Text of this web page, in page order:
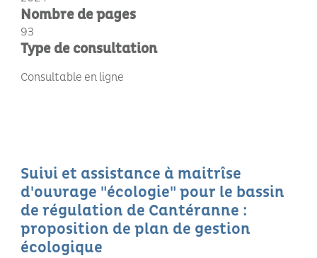
Nombre de pages
93
Type de consultation
Consultable en ligne
Suivi et assistance à maitrîse
d'ouvrage "écologie" pour le bassin
de régulation de Cantéranne :
proposition de plan de gestion
écologique